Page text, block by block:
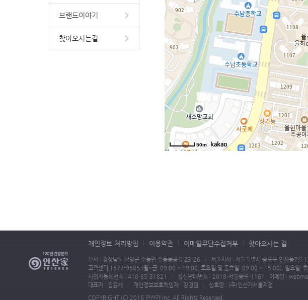
브랜드이야기
찾아오시는길
50m
개인정보 처리방침 이용약관 이메일무단수집거부 찾아오시는 길
본사 : 경상남도 함양군 수동면 수동농공길 23-26
서울지사 : 서울특별시 종로구 인사동7길
고객센터 1577-9585 (월~금: 09:00 ~ 19:00, 토요일 및 공휴일: 09:00 ~ 15:00), 일요일:
사업자등록번호 : 416-85-31821
통신판매번호 : 2018-서울종로-1161 이메일 :
대표자 : 김윤세
개인정보보호책임자 : 강명원
상호명 : (주)인산가서울지점
COPYRIGHT (C) 2016 인산가 Inc. All Rights Reserved.